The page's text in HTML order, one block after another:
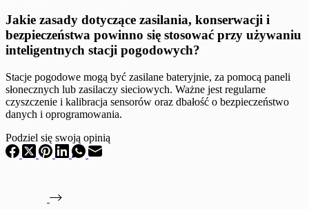
Jakie zasady dotyczące zasilania, konserwacji i
bezpieczeństwa powinno się stosować przy używaniu
inteligentnych stacji pogodowych?
Stacje pogodowe mogą być zasilane bateryjnie, za pomocą paneli
słonecznych lub zasilaczy sieciowych. Ważne jest regularne
czyszczenie i kalibracja sensorów oraz dbałość o bezpieczeństwo
danych i oprogramowania.
Podziel się swoją opinią